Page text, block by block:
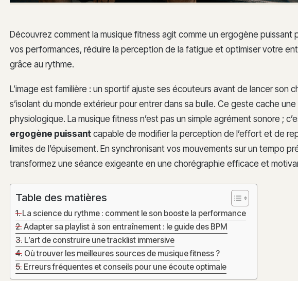
Découvrez comment la musique fitness agit comme un ergogène puissant
vos performances, réduire la perception de la fatigue et optimiser votre
grâce au rythme.
L’image est familière : un sportif ajuste ses écouteurs avant de lancer son
s’isolant du monde extérieur pour entrer dans sa bulle. Ce geste cache une
physiologique. La musique fitness n’est pas un simple agrément sonore ;
ergogène puissantcapable de modifier la perception de l’effort et de
limites de l’épuisement. En synchronisant vos mouvements sur un tempo
transformez une séance exigeante en une chorégraphie efficace et
Table des matières
La science du rythme : comment le son booste la performance
Adapter sa playlist à son entraînement : le guide des BPM
L’art de construire une tracklist immersive
Où trouver les meilleures sources de musique fitness ?
Erreurs fréquentes et conseils pour une écoute optimale